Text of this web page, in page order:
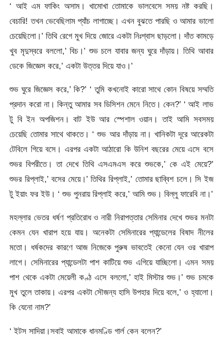
‘ আই এম ফাকিং অসাম। খামোখা তোমাকে ভালবেসে সময় নষ্ট করছি।
বেচারি! তখন ভেবেছিলাম প্যাঁচ লাগাচ্ছে। এখন বুঝতে পারছি ও আমার ভালো
চেয়েছিলো।’ তিথি রেগে মুখ দিয়ে জোরে একটা নিঃশ্বাস ছাড়লো। দাঁত কামড়ে
খুব মৃদুস্বরে বললো,’ বিচ।’ শুভ চলে যাবার জন্য ঘুরে দাঁড়ায়। তিথি আবার
ডেকে জিজ্ঞেস করে,’ একটা উত্তর দিয়ে যাও।’
শুভ ঘুরে জিজ্ঞেস করে,’ কি?’ ‘ তুমি কখনোই কারো সাথে কোন বিষয়ে সম্মতি
প্রদান করো না। কিন্তু আমার সব ডিসিশন মেনে নিতে। কেন?’ ‘ আই লাভ
টু বি ইন অপজিশন। বাট ইউ আর স্পেশাল ওয়ান। তাই আমি সবসময়
চেয়েছি তোমার সাথে থাকতে। ‘ শুভ আর দাঁড়ায় না। খানিকটা দূরে আরেকটা
টেবিলে গিয়ে বসে। এরপর একটা আঠারো কি উনিশ বছরের মেয়ে এসে বসে
শুভর বিপরীতে। তা দেখে তিথি এসএমএস করে শুভকে,’ কে এই মেয়ে?’
শুভর রিপ্লাই,’ বসের মেয়ে।’ তিথির রিপ্লাই,’ তোমার ছাব্বিশ চলে। সি ইজ
টু ইয়াং ফর ইউ। ‘ শুভ পুনরায় রিপ্লাই করে,’ আমি শুভ। বিল্লু ফারেবি না।’
মহল্লার ভেতর ধর্ষণ প্রতিরোধ ও নারী নিরাপত্তার সেমিনার দেখে শুভর মনটা
কেমন যেন খারাপ হয়ে যায়। অনেকটা সেমিনারের প্যান্ডেলের বিষাদ নীলের
মতো। ধর্ষকদের কারণে আজ নিজেকে পুরুষ ভাবতেই কেনো যেন ওর খারাপ
লাগে। সেমিনারের প্যান্ডেলটা পাশ কাটিয়ে শুভ এগিয়ে যাচ্ছিলো। এমন সময়
পাশ থেকে একটা মেয়েলী কণ্ঠ এসে বললো,’ হাই মিস্টার শুভ।’ শুভ চমকে
মুখ তুলে তাকায়। এরপর একটা সৌজন্য হাসি উপহার দিয়ে বলে,’ ও হ্যালো।
কি যেনো নাম?’
‘ ইটস সাদিয়া।সবাই আমাকে ধানমণ্ডি গার্ল কেন বলেন?’